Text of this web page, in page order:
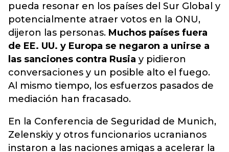
pueda resonar en los países del Sur Global y
potencialmente atraer votos en la ONU,
dijeron las personas. Muchos países fuera
de EE. UU. y Europa se negaron a unirse a
las sanciones contra Rusia y pidieron
conversaciones y un posible alto el fuego.
Al mismo tiempo, los esfuerzos pasados ​​de
mediación han fracasado.
En la Conferencia de Seguridad de Munich,
Zelenskiy y otros funcionarios ucranianos
instaron a las naciones amigas a acelerar la